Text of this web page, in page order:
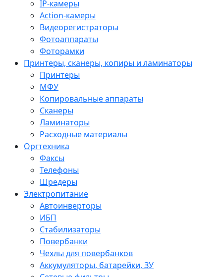
IP-камеры
Action-камеры
Видеорегистраторы
Фотоаппараты
Фоторамки
Принтеры, сканеры, копиры и ламинаторы
Принтеры
МФУ
Копировальные аппараты
Сканеры
Ламинаторы
Расходные материалы
Оргтехника
Факсы
Телефоны
Шредеры
Электропитание
Автоинверторы
ИБП
Стабилизаторы
Повербанки
Чехлы для повербанков
Аккумуляторы, батарейки, ЗУ